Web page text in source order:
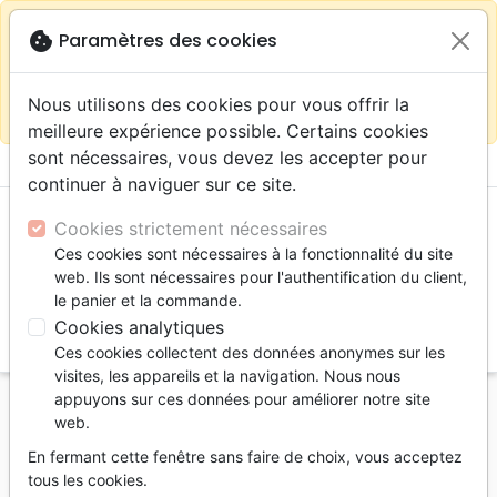
Continuer sur le site France close
warningSelon votre
localisation (États-
sur la boutique La Maison de la Bible Suisse
menu shopping_cart
Accueil eBooks
Biographies
J'étais bouddhiste
cookie Paramètres des cookies
Nous utilisons des cookies pour vous offrir la
meilleure expérience possible. Certains cookies
sont nécessaires, vous devez les accepter pour
continuer à naviguer sur ce site.
Cookies strictement nécessaires
Ces cookies sont nécessaires à la fonctionnalité du site
web. Ils sont nécessaires pour l'authentification du client,
le panier et la commande.
Cookies analytiques
Ces cookies collectent des données anonymes sur les
visites, les appareils et la navigation. Nous nous
appuyons sur ces données pour améliorer notre site
web.
En fermant cette fenêtre sans faire de choix, vous acceptez
tous les cookies.